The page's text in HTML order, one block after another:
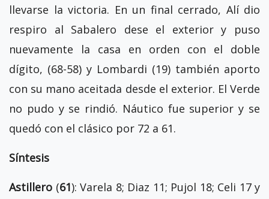
llevarse la victoria. En un final cerrado, Alí dio
respiro al Sabalero dese el exterior y puso
nuevamente la casa en orden con el doble
dígito, (68-58) y Lombardi (19) también aporto
con su mano aceitada desde el exterior. El Verde
no pudo y se rindió. Náutico fue superior y se
quedó con el clásico por 72 a 61.
Síntesis
Astillero (61): Varela 8; Diaz 11; Pujol 18; Celi 17 y